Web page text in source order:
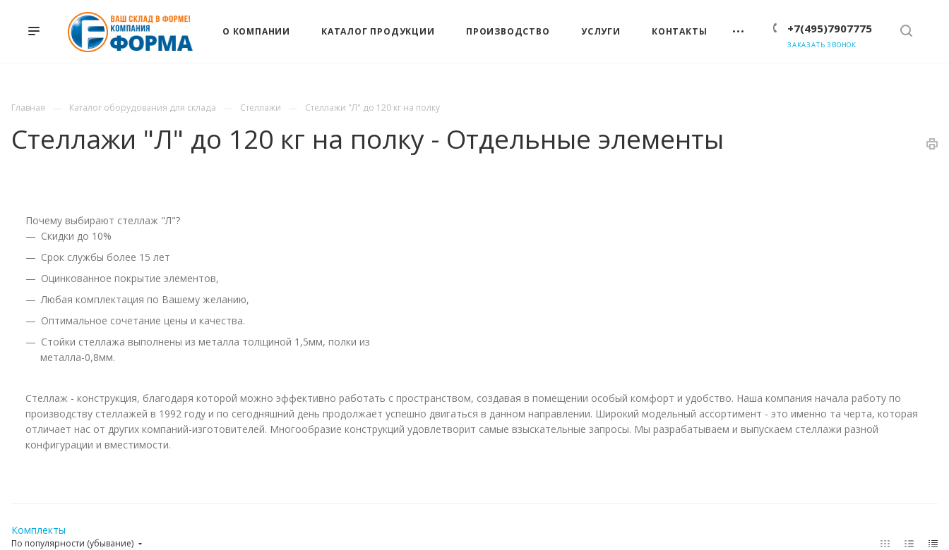
+7(495)7907775
ЗАКАЗАТЬ ЗВОНОК
О КОМПАНИИ КАТАЛОГ ПРОДУКЦИИ ПРОИЗВОДСТВО УСЛУГИ КОНТАКТЫ
Главная Каталог оборудования для склада Стеллажи Стеллажи "Л" до 120 кг на полку
Стеллажи "Л" до 120 кг на полку - Отдельные элементы
Почему выбирают стеллаж "Л"?
Cкидки до 10%
Срок службы более 15 лет
Оцинкованное покрытие элементов,
Любая комплектация по Вашему желанию,
Оптимальное сочетание цены и качества.
Стойки стеллажа выполнены из металла толщиной 1,5мм, полки из
металла-0,8мм.
Стеллаж - конструкция, благодаря которой можно эффективно работать с пространством, создавая в помещении особый комфорт и удобство. Наша компания начала работу по
производству стеллажей в 1992 году и по сегодняшний день продолжает успешно двигаться в данном направлении. Широкий модельный ассортимент - это именно та черта, которая
отличает нас от других компаний-изготовителей. Многообразие конструкций удовлетворит самые взыскательные запросы. Мы разрабатываем и выпускаем стеллажи разной
конфигурации и вместимости.
Комплекты
По популярности (убывание)